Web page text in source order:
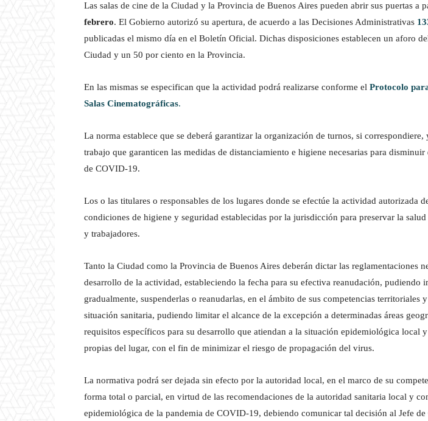
Las salas de cine de la Ciudad y la Provincia de Buenos Aires pueden abrir sus puertas a
febrero. El Gobierno autorizó su apertura, de acuerdo a las Decisiones Administrativas
publicadas el mismo día en el Boletín Oficial. Dichas disposiciones establecen un aforo
Ciudad y un 50 por ciento en la Provincia.
En las mismas se especifican que la actividad podrá realizarse conforme el Protocolo
Salas Cinematográficas.
La norma establece que se deberá garantizar la organización de turnos, si correspondiere,
trabajo que garanticen las medidas de distanciamiento e higiene necesarias para
de COVID-19.
Los o las titulares o responsables de los lugares donde se efectúe la actividad autorizada
condiciones de higiene y seguridad establecidas por la jurisdicción para preservar la salud
y trabajadores.
Tanto la Ciudad como la Provincia de Buenos Aires deberán dictar las reglamentaciones
desarrollo de la actividad, estableciendo la fecha para su efectiva reanudación, pudiendo
gradualmente, suspenderlas o reanudarlas, en el ámbito de sus competencias territoriales
situación sanitaria, pudiendo limitar el alcance de la excepción a determinadas áreas
requisitos específicos para su desarrollo que atiendan a la situación epidemiológica local
propias del lugar, con el fin de minimizar el riesgo de propagación del virus.
La normativa podrá ser dejada sin efecto por la autoridad local, en el marco de su
forma total o parcial, en virtud de las recomendaciones de la autoridad sanitaria local y
epidemiológica de la pandemia de COVID-19, debiendo comunicar tal decisión al Jefe de